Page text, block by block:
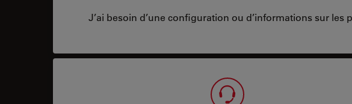
J’ai besoin d’une configuration ou d’informations sur les